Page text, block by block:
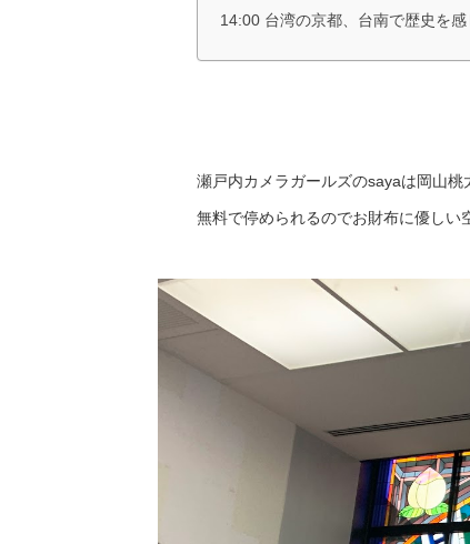
14:00 台湾の京都、台南で歴史を感
瀬戸内カメラガールズのsayaは岡山
無料で停められるのでお財布に優しい